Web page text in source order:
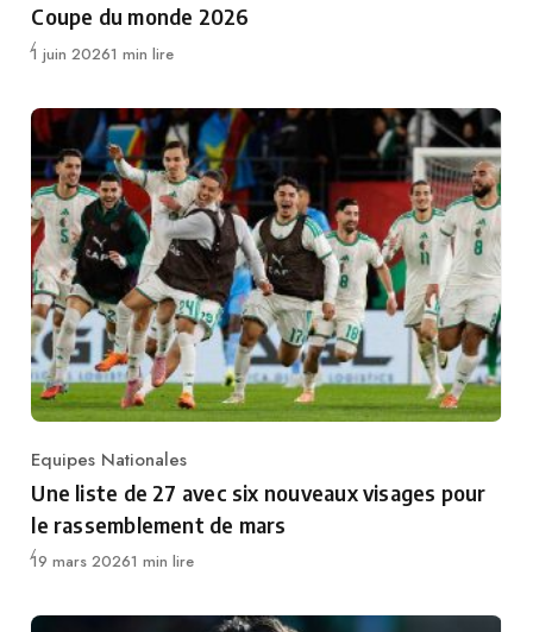
Coupe du monde 2026
Publié
1 juin 20261 min lire
Category
Equipes Nationales
Une liste de 27 avec six nouveaux visages pour
le rassemblement de mars
Publié
19 mars 20261 min lire